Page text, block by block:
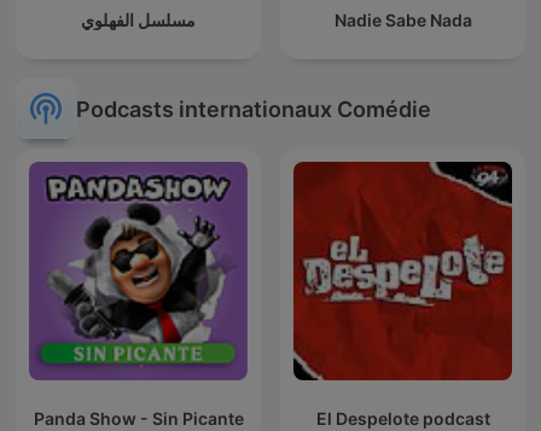
مسلسل الفهلوي Nadie Sabe Nada
Podcasts internationaux Comédie
Panda Show - Sin Picante El Despelote podcast